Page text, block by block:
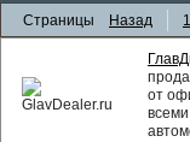
Страницы Назад 1
от